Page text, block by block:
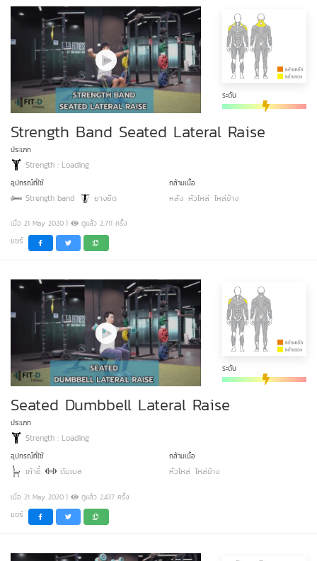
ระดับ
Strength Band Seated Lateral Raise
ประเภท
Strength : Loading
อุปกรณ์ที่ใช้
Strength band ยางยืด
กล้ามเนื้อ
หลัง หัวไหล่ ไหล่ข้าง
เมื่อ 21 May 2020 | ดูแล้ว 2,711 ครั้ง
แชร์
ระดับ
Seated Dumbbell Lateral Raise
ประเภท
Strength : Loading
อุปกรณ์ที่ใช้
เก้าอี้ ดัมเบล
กล้ามเนื้อ
หัวไหล่ ไหล่ข้าง
เมื่อ 21 May 2020 | ดูแล้ว 2,437 ครั้ง
แชร์